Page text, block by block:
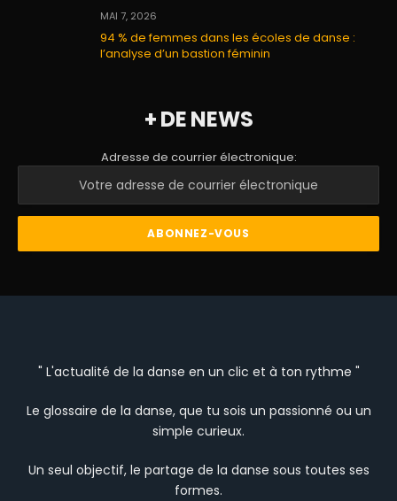
MAI 7, 2026
94 % de femmes dans les écoles de danse :
l’analyse d’un bastion féminin
+ DE NEWS
Adresse de courrier électronique:
" L'actualité de la danse en un clic et à ton rythme "
Le glossaire de la danse, que tu sois un passionné ou un
simple curieux.
Un seul objectif, le partage de la danse sous toutes ses
formes.